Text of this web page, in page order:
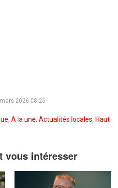
2026 08:26
, A la une, Actualités locales, Haut
vous intéresser